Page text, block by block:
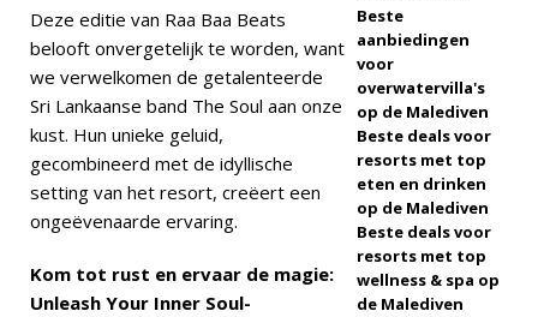
Friday-uitverkoop
met tot wel 80%
korting en gratis
transfers
SPECIALE
Deze editie van Raa Baa Beats
belooft onvergetelijk te worden, want
we verwelkomen de getalenteerde
Sri Lankaanse band The Soul aan onze
kust. Hun unieke geluid,
gecombineerd met de idyllische
setting van het resort, creëert een
ongeëvenaarde ervaring.
Kom tot rust en ervaar de magie:
Unleash Your Inner Soul-
Beste
aanbiedingen
voor
overwatervilla's
op de Malediven
Beste deals voor
resorts met top
eten en drinken
op de Malediven
Beste deals voor
resorts met top
wellness & spa op
de Malediven